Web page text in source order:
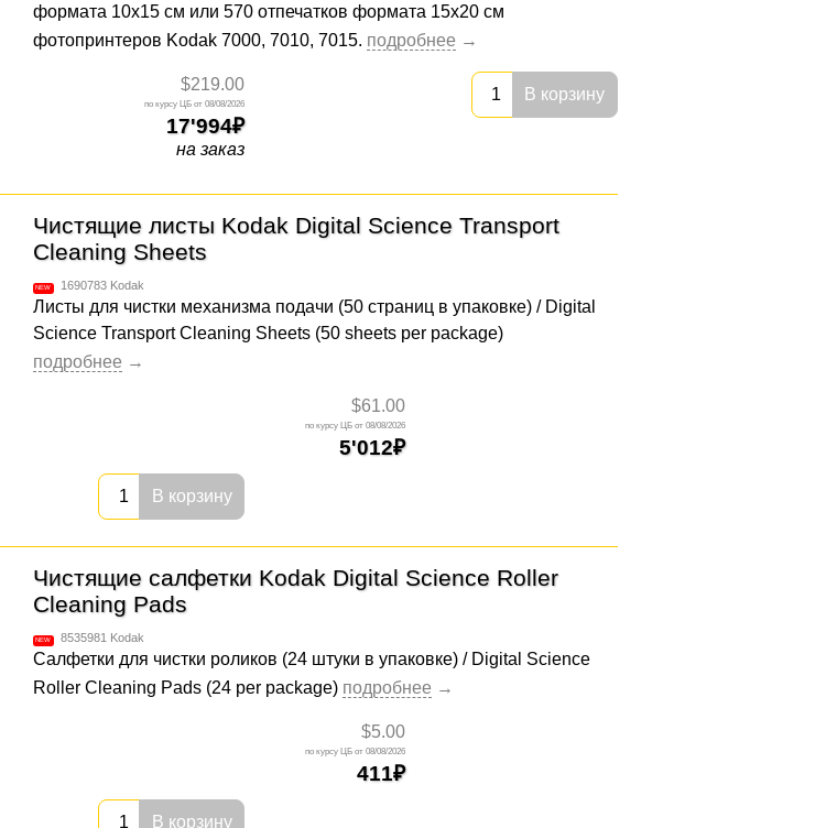
формата 10x15 см или 570 отпечатков формата 15x20 см
фотопринтеров Kodak 7000, 7010, 7015.
$219.00
08/08/2026
17'994
на заказ
В корзину
Чистящие листы Kodak Digital Science Transport
Cleaning Sheets
1690783Kodak
Листы для чистки механизма подачи (50 страниц в упаковке) / Digital
Science Transport Cleaning Sheets (50 sheets per package)
$61.00
08/08/2026
5'012
В корзину
Чистящие салфетки Kodak Digital Science Roller
Cleaning Pads
8535981 Kodak
Салфетки для чистки роликов (24 штуки в упаковке) / Digital Science
Roller Cleaning Pads (24 per package)
$5.00
08/08/2026
411
В корзину